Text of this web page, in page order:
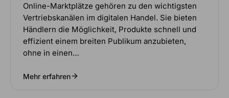
Online-Marktplätze gehören zu den wichtigsten
Vertriebskanälen im digitalen Handel. Sie bieten
Händlern die Möglichkeit, Produkte schnell und
effizient einem breiten Publikum anzubieten,
ohne in einen…
Mehr erfahren